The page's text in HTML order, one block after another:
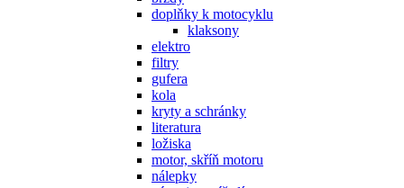
doplňky k motocyklu
klaksony
elektro
filtry
gufera
kola
kryty a schránky
literatura
ložiska
motor, skříň motoru
nálepky